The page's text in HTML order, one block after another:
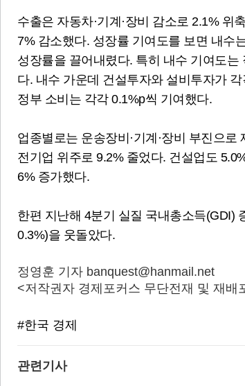
수출은 자동차·기계·장비 감소로 2.1% 위
7% 감소했다. 성장률 기여도를 보면 내수
성장률을 끌어내렸다. 특히 내수 기여도
다. 내수 가운데 건설투자와 설비투자가
정부 소비는 각각 0.1%p씩 기여했다.
업종별로는 운송장비·기계·장비 부진으로
전기업 위주로 9.2% 줄었다. 건설업도
6% 증가했다.
한편 지난해 4분기 실질 국내총소득(GDI)
0.3%)을 웃돌았다.
정영훈 기자 banquest@hanmail.net
<저작권자 경제포커스 무단전재 및 재배
#한국 경제
관련기사